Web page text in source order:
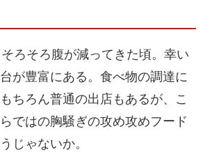
ろそろ腹が減ってきた頃。幸い
が豊富にある。食べ物の調達に
ちろん普通の出店もあるが、こ
ではの胸騒ぎの攻め攻めフード
じゃないか。